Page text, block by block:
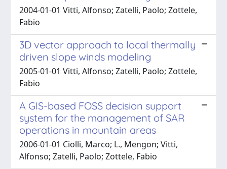
2004-01-01 Vitti, Alfonso; Zatelli, Paolo; Zottele,
Fabio
3D vector approach to local thermally
driven slope winds modeling
2005-01-01 Vitti, Alfonso; Zatelli, Paolo; Zottele,
Fabio
A GIS-based FOSS decision support
system for the management of SAR
operations in mountain areas
2006-01-01 Ciolli, Marco; L., Mengon; Vitti,
Alfonso; Zatelli, Paolo; Zottele, Fabio